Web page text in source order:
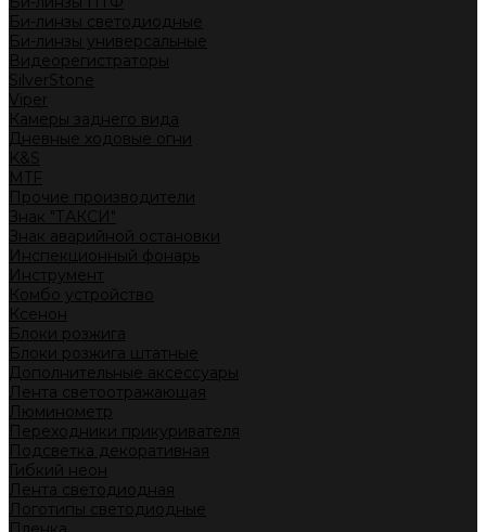
Би-линзы светодиодные
Би-линзы универсальные
Видеорегистраторы
SilverStone
Viper
Камеры заднего вида
Дневные ходовые огни
K&S
MTF
Прочие производители
Знак "ТАКСИ"
Знак аварийной остановки
Инспекционный фонарь
Инструмент
Комбо устройство
Ксенон
Блоки розжига
Блоки розжига штатные
Дополнительные аксессуары
Лента светоотражающая
Люминометр
Переходники прикуривателя
Подсветка декоративная
Гибкий неон
Лента светодиодная
Логотипы светодиодные